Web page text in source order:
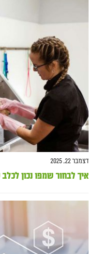
דצמבר 22, 2025
איך לבחור שמפו נכון